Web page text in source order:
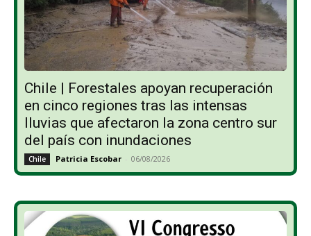
Chile | Forestales apoyan recuperación
en cinco regiones tras las intensas
lluvias que afectaron la zona centro sur
del país con inundaciones
Chile Patricia Escobar - 06/08/2026